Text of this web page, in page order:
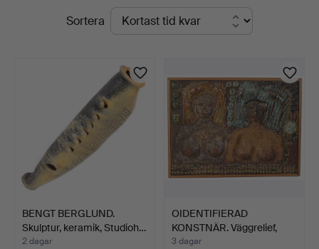
PågåendeSortera
BENGT BERGLUND.
Skulptur, keramik, Studioh…
2 dagar
OIDENTIFIERAD
KONSTNÄR. Väggrelief,
stengo…
3 dagar